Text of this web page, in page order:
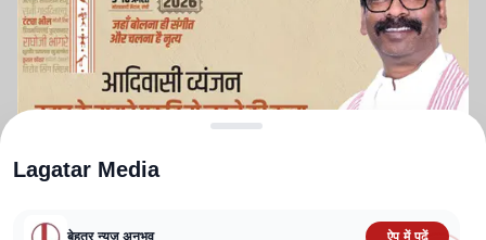
Lagatar Media
बेहतर न्यूज़ अनुभव ऐप में पढ़ें